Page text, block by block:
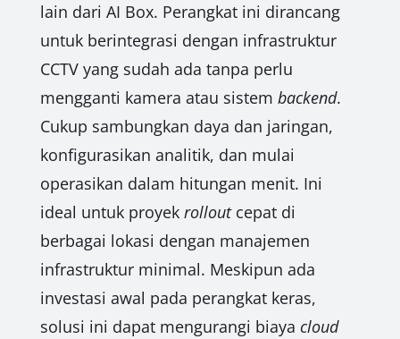
lain dari AI Box. Perangkat ini dirancang
untuk berintegrasi dengan infrastruktur
CCTV yang sudah ada tanpa perlu
mengganti kamera atau sistem backend.
Cukup sambungkan daya dan jaringan,
konfigurasikan analitik, dan mulai
operasikan dalam hitungan menit. Ini
ideal untuk proyek rolloutcepat di
berbagai lokasi dengan manajemen
infrastruktur minimal. Meskipun ada
investasi awal pada perangkat keras,
solusi ini dapat mengurangi biaya cloud